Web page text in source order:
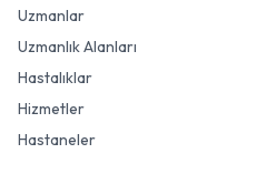
Uzmanlar
Uzmanlık Alanları
Hastalıklar
Hizmetler
Hastaneler